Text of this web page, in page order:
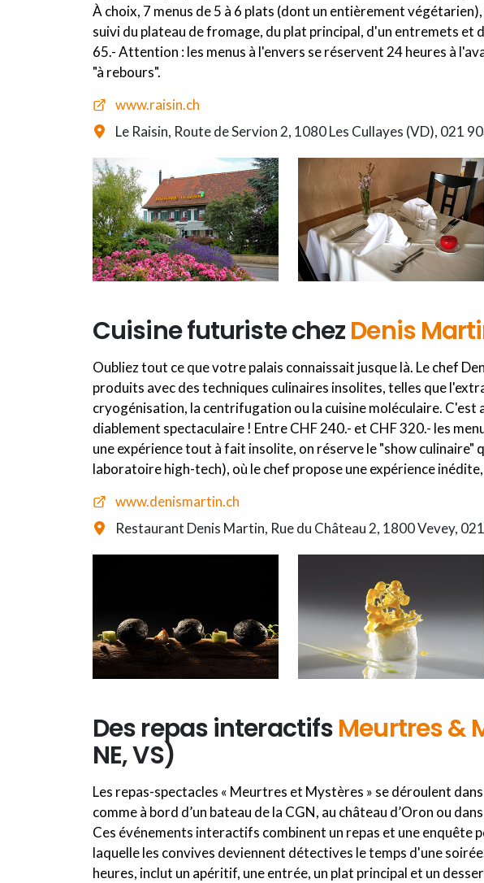
À choix, 7 menus de 5 à 6 plats (dont un entièrement
suivi du plateau de fromage, du plat principal, d'un entremets et
65.- Attention : les menus à l'envers se réservent 24 heures à
"à rebours".
www.raisin.ch
Le Raisin, Route de Servion 2, 1080 Les Cullayes (VD), 021
Cuisine futuriste chezDenis
Oubliez tout ce que votre palais connaissait jusque là. Le chef
produits avec des techniques culinaires insolites, telles que
cryogénisation, la centrifugation ou la cuisine moléculaire.
diablement spectaculaire ! Entre CHF 240.- et CHF 320.- les
une expérience tout à fait insolite, on réserve le "show culinaire"
laboratoire high-tech), où le chef propose une expérience
www.denismartin.ch
Restaurant Denis Martin, Rue du Château 2, 1800 Vevey,
Des repas interactifsMeurtres &
NE, VS)
Les repas-spectacles « Meurtres et Mystères » se déroulent
comme à bord d’un bateau de la CGN, au château d’Oron ou
Ces événements interactifs combinent un repas et une enquête
laquelle les convives deviennent détectives le temps d'une
heures, inclut un apéritif, une entrée, un plat principal et un